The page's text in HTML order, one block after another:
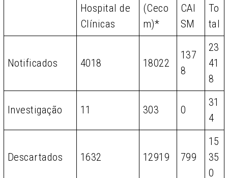
Hospital de
Clínicas
(Ceco
m)*
CAI
SM
To
tal
Notificados 4018 18022
137
8
23
41
8
Investigação 11 303 0
31
4
Descartados 1632 12919 799
15
35
0